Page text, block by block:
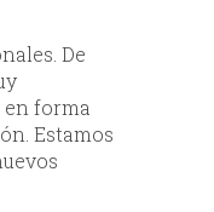
De
forma
Estamos